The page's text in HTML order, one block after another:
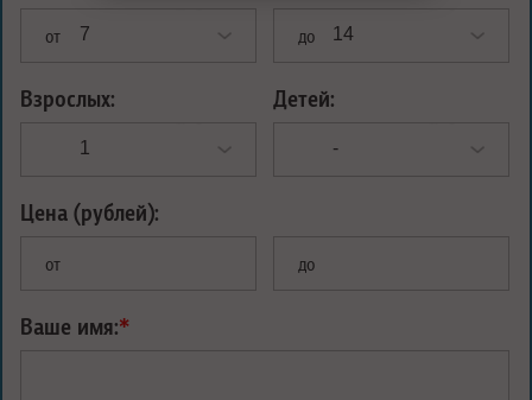
от до
Взрослых: Детей:
Цена (рублей):
от до
Ваше имя:*